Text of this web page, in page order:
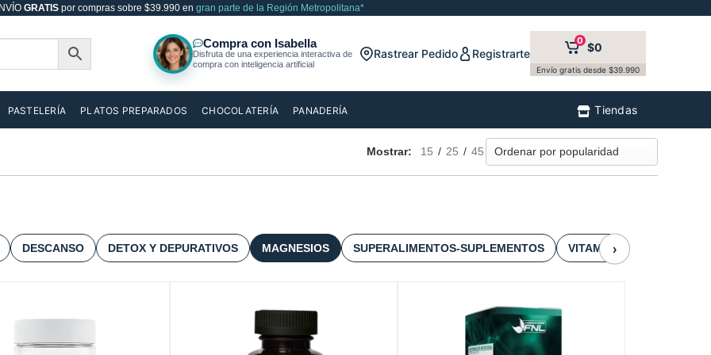
GRATISpor compras sobre $39.990 en gran parte de la Región Metropolitana*
Rastrear Pedido Registrarte
0 $0
Envío gratis desde $39.990
PASTELERÍA PLATOS PREPARADOS CHOCOLATERÍA PANADERÍA Tiendas
Mostrar: 15 / 25 / 45
DESCANSO DETOX Y DEPURATIVOS MAGNESIOS SUPERALIMENTOS-SUPLEMENTOS VITAMINAS Y MINERALES
›